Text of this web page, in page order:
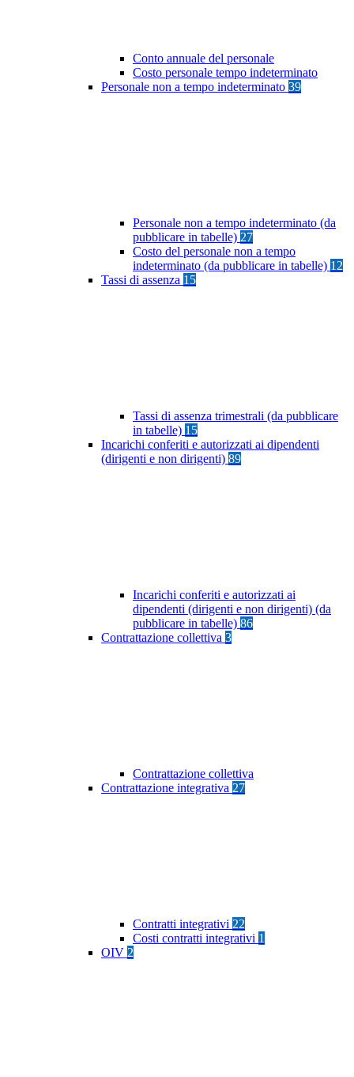
Conto annuale del personale
Costo personale tempo indeterminato
Personale non a tempo indeterminato 39
Personale non a tempo indeterminato (da
pubblicare in tabelle) 27
Costo del personale non a tempo
indeterminato (da pubblicare in tabelle) 12
Tassi di assenza 15
Tassi di assenza trimestrali (da pubblicare
in tabelle) 15
Incarichi conferiti e autorizzati ai dipendenti
(dirigenti e non dirigenti) 89
Incarichi conferiti e autorizzati ai
dipendenti (dirigenti e non dirigenti) (da
pubblicare in tabelle) 86
Contrattazione collettiva 3
Contrattazione collettiva
Contrattazione integrativa 27
Contratti integrativi 22
Costi contratti integrativi 1
OIV 2